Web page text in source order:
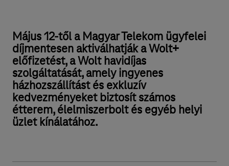
Május 12-től a Magyar Telekom ügyfelei
díjmentesen aktiválhatják a Wolt+
előfizetést, a Wolt havidíjas
szolgáltatását, amely ingyenes
házhozszállítást és exkluzív
kedvezményeket biztosít számos
étterem, élelmiszerbolt és egyéb helyi
üzlet kínálatához.